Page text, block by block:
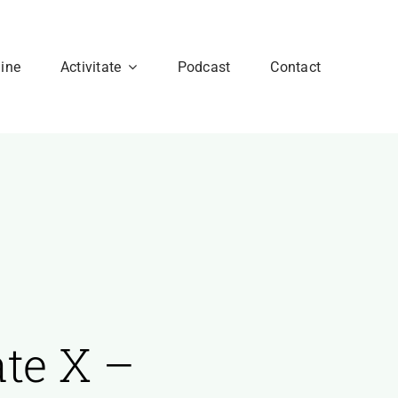
Activitate Podcast Contact
X –